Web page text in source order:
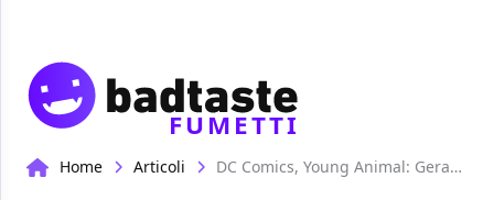
FUMETTI
Home Articoli DC Comics, Young Animal: Gerard Way sul debutto della sua Doom Patrol